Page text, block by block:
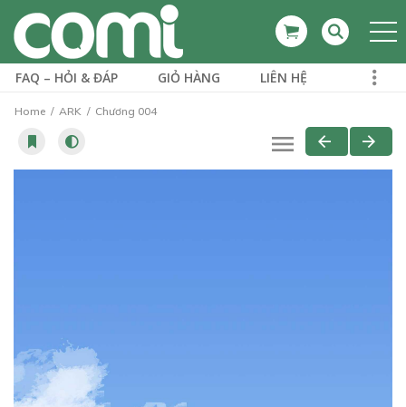
FAQ – HỎI & ĐÁP GIỎ HÀNG LIÊN HỆ
Home ARK Chương 004